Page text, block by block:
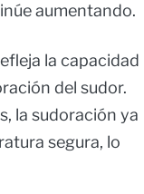
aumentando.
la capacidad
del sudor.
la sudoración ya
segura, lo